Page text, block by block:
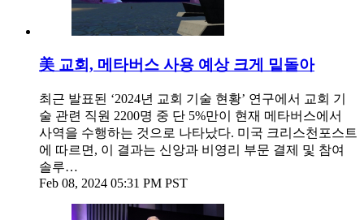
美 교회, 메타버스 사용 예상 크게 밑돌아
최근 발표된 ‘2024년 교회 기술 현황’ 연구에서 교회 기
술 관련 직원 2200명 중 단 5%만이 현재 메타버스에서
사역을 수행하는 것으로 나타났다. 미국 크리스천포스트
에 따르면, 이 결과는 신앙과 비영리 부문 결제 및 참여
솔루…
Feb 08, 2024 05:31 PM PST